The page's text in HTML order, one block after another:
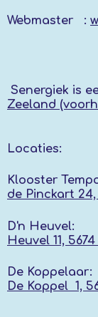
Webmaster :
Senergiek is
Zeeland
Locaties:
Klooster
de Pinckart
D'n Heuvel:
Heuvel 11, 5674
De Koppelaar:
De Koppel 1,